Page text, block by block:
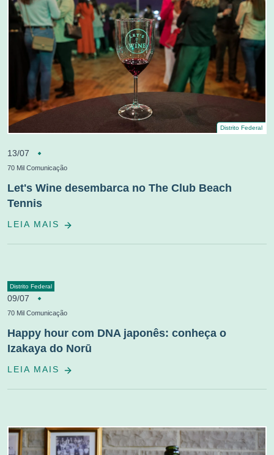
Distrito Federal
13/07
70 Mil Comunicação
Let's Wine desembarca no The Club Beach
Tennis
LEIA MAIS
Distrito Federal
09/07
70 Mil Comunicação
Happy hour com DNA japonês: conheça o
Izakaya do Norū
LEIA MAIS